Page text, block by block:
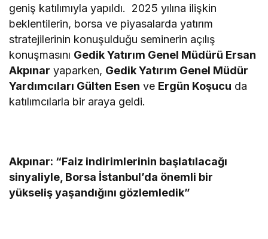
geniş katılımıyla yapıldı. 2025 yılına ilişkin
beklentilerin, borsa ve piyasalarda yatırım
stratejilerinin konuşulduğu seminerin açılış
konuşmasını Gedik Yatırım Genel Müdürü Ersan
Akpınar yaparken, Gedik Yatırım Genel Müdür
Yardımcıları Gülten Esen ve Ergün Koşucu da
katılımcılarla bir araya geldi.
Akpınar: “Faiz indirimlerinin başlatılacağı
sinyaliyle, Borsa İstanbul’da önemli bir
yükseliş yaşandığını gözlemledik”